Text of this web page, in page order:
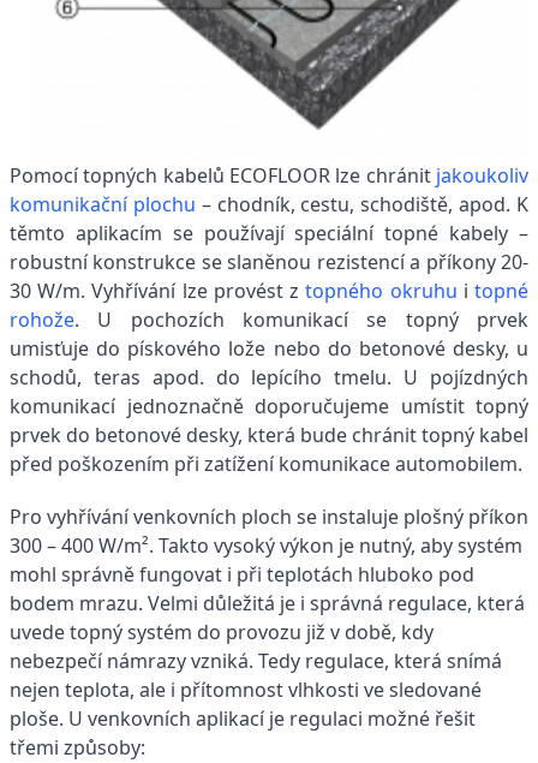
Pomocí topných kabelů ECOFLOOR lze chránit jakoukoliv
komunikační plochu – chodník, cestu, schodiště, apod. K
těmto aplikacím se používají speciální topné kabely –
robustní konstrukce se slaněnou rezistencí a příkony 20-
30 W/m. Vyhřívání lze provést ztopného okruhu itopné
rohože. U pochozích komunikací se topný prvek
umisťuje do pískového lože nebo do betonové desky, u
schodů, teras apod. do lepícího tmelu. U pojízdných
komunikací jednoznačně doporučujeme umístit topný
prvek do betonové desky, která bude chránit topný kabel
před poškozením při zatížení komunikace automobilem.
Pro vyhřívání venkovních ploch se instaluje plošný příkon
300 – 400 W/m². Takto vysoký výkon je nutný, aby systém
mohl správně fungovat i při teplotách hluboko pod
bodem mrazu. Velmi důležitá je i správná regulace, která
uvede topný systém do provozu již v době, kdy
nebezpečí námrazy vzniká. Tedy regulace, která snímá
nejen teplota, ale i přítomnost vlhkosti ve sledované
ploše. U venkovních aplikací je regulaci možné řešit
třemi způsoby: